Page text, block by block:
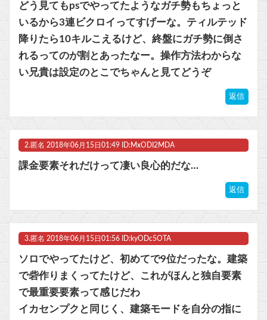
【ラブライブ！】【画像】ちょっと泉? あれ泉じゃない…誰？【いきづらい部！】他
ビットコイン再び1600万円へ。ドル円は147円に
Powered by livedoor 相互RSS
どう見てもpsでやってたようなガチ勢もちょっと
いるから3連ビクロイってすげーな。ティルテッド
降りたら10キルこえるけど、終盤にガチ勢に倒さ
れるってのが割とあったなー。操作方法わからな
い兄貴は設定のとこでちゃんと見てどうぞ
返信
2. 匿名 2018年06月15日01:49 ID:MxODI2MDA
課金要素それだけって凄い良心的だな…
返信
3. 匿名 2018年06月15日01:56 ID:kyODc5OTA
ソロでやってたけど、初めてで9位だったな。建築
で砦作りまくってたけど、これがほんと独自要素
で最重要要素って感じだわ
イカセンプクと同じく、建築モードを自分の指に